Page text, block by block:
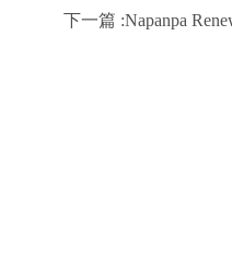
下一篇 :Napanpa